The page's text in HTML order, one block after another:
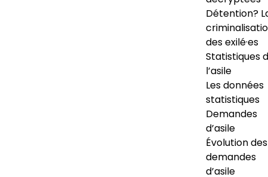
Détention?
des exilé·es
Statistiques
l’asile
Les données
statistiques
Demandes
d’asile
Évolution des
demandes
d’asile